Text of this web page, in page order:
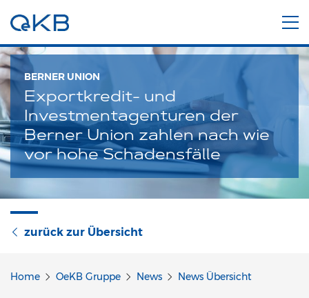
BERNER UNION
Exportkredit- und
Investmentagenturen der
Berner Union zahlen nach wie
vor hohe Schadensfälle
zurück zur Übersicht
Home OeKB Gruppe News News Übersicht